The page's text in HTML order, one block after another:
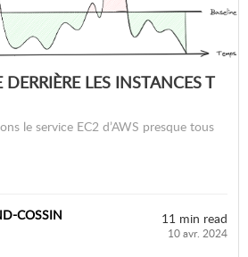
LES INSTANCES T
le service EC2 d’AWS presque tous
COSSIN
11 min read
10 avr. 2024